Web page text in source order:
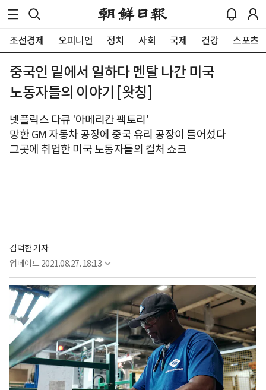
조선경제 오피니언 정치 사회 국제 건강 스포츠
중국인 밑에서 일하다 멘탈 나간 미국
노동자들의 이야기 [왓칭]
넷플릭스 다큐 '아메리칸 팩토리'
망한 GM 자동차 공장에 중국 유리 공장이 들어섰다
그곳에 취업한 미국 노동자들의 컬처 쇼크
김덕한 기자
업데이트 2021.08.27. 18:13